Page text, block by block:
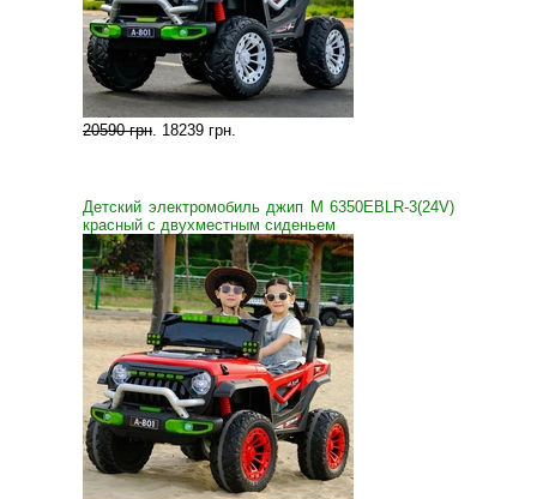
20590 грн. 18239 грн.
Детский электромобиль джип M 6350EBLR-3(24V)
красный с двухместным сиденьем